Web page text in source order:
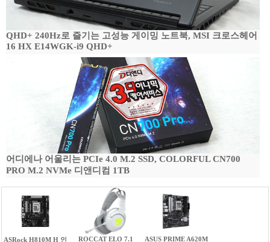
QHD+ 240Hz로 즐기는 고성능 게이밍 노트북, MSI 크로스헤어
16 HX E14WGK-i9 QHD+
어디에나 어울리는 PCIe 4.0 M.2 SSD, COLORFUL CN700
PRO M.2 NVMe 디앤디컴 1TB